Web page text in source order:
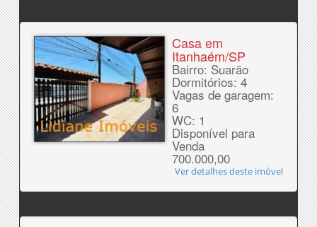
Casa em
Itanhaém/SP
Bairro: Suarão
Dormitórios: 4
Vagas de garagem:
6
WC: 1
Disponível para
Venda
700.000,00
Ver detalhes deste imóvel